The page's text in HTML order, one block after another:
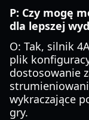
P: Czy mogę
dla lepszej
O: Tak, silnik
plik
dostosowanie
wykraczające
gry.